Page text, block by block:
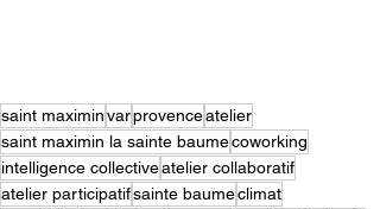
saint maximinvarprovenceatelier
saint maximin la sainte baumecoworking
intelligence collectiveatelier collaboratif
atelier participatifsainte baumeclimat